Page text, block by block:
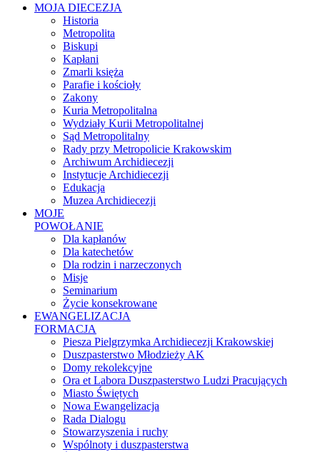
MOJA DIECEZJA
Historia
Metropolita
Biskupi
Kapłani
Zmarli księża
Parafie i kościoły
Zakony
Kuria Metropolitalna
Wydziały Kurii Metropolitalnej
Sąd Metropolitalny
Rady przy Metropolicie Krakowskim
Archiwum Archidiecezji
Instytucje Archidiecezji
Edukacja
Muzea Archidiecezji
MOJE
POWOŁANIE
Dla kapłanów
Dla katechetów
Dla rodzin i narzeczonych
Misje
Seminarium
Życie konsekrowane
EWANGELIZACJA
FORMACJA
Piesza Pielgrzymka Archidiecezji Krakowskiej
Duszpasterstwo Młodzieży AK
Domy rekolekcyjne
Ora et Labora Duszpasterstwo Ludzi Pracujących
Miasto Świętych
Nowa Ewangelizacja
Rada Dialogu
Stowarzyszenia i ruchy
Wspólnoty i duszpasterstwa